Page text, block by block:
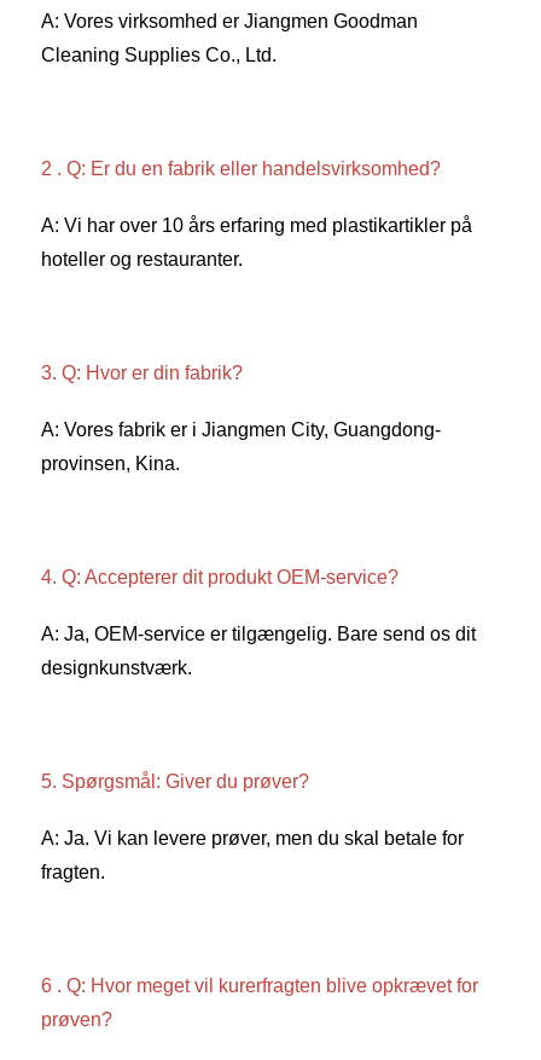
A: Vores virksomhed er Jiangmen Goodman
Cleaning Supplies Co., Ltd.
2 . Q: Er du en fabrik eller handelsvirksomhed?
A: Vi har over 10 års erfaring med plastikartikler på
hoteller og restauranter.
3. Q: Hvor er din fabrik?
A: Vores fabrik er i Jiangmen City, Guangdong-
provinsen, Kina.
4. Q: Accepterer dit produkt OEM-service?
A: Ja, OEM-service er tilgængelig. Bare send os dit
designkunstværk.
5. Spørgsmål: Giver du prøver?
A: Ja. Vi kan levere prøver, men du skal betale for
fragten.
6 . Q: Hvor meget vil kurerfragten blive opkrævet for
prøven?